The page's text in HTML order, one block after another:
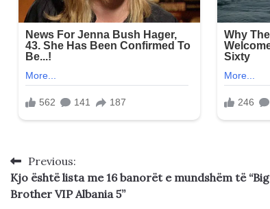
Post
navigation
Previous:
Kjo është lista me 16 banorët e mundshëm të “Big
Brother VIP Albania 5”